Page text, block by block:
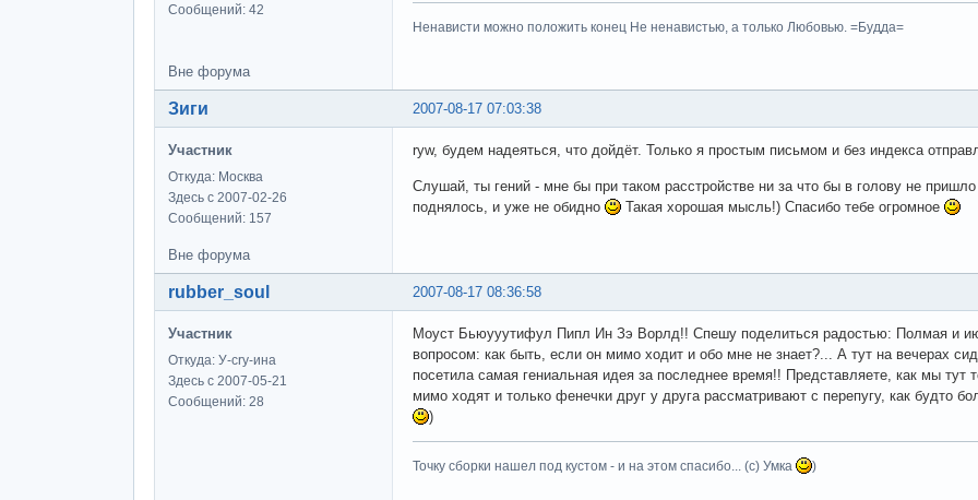
Сообщений: 42
Ненависти можно положить конец Не ненавистью, а только Любовью. =Будда=
Вне форума
2007-08-17 07:03:38
Зиги
Участник
Откуда: Москва
Здесь с 2007-02-26
Сообщений: 157
ryw, будем надеяться, что дойдёт. Только я простым письмом и без индекса
Слушай, ты гений - мне бы при таком расстройстве ни за что бы в голову не
поднялось, и уже не обидно
Такая хорошая мысль!) Спасибо тебе огромное
Вне форума
2007-08-17 08:36:58
rubber_soul
Участник
Откуда: У-cry-ина
Здесь с 2007-05-21
Сообщений: 28
Моуст Бьюууутифул Пипл Ин Зэ Ворлд!! Спешу поделиться радостью: Полмая и
вопросом: как быть, если он мимо ходит и обо мне не знает?... А тут на вечерах
посетила самая гениальная идея за последнее время!! Представляете, как мы тут
мимо ходят и только фенечки друг у друга рассматривают с перепугу, как будто
)
Точку сборки нашел под кустом - и на этом спасибо... (с) Умка )